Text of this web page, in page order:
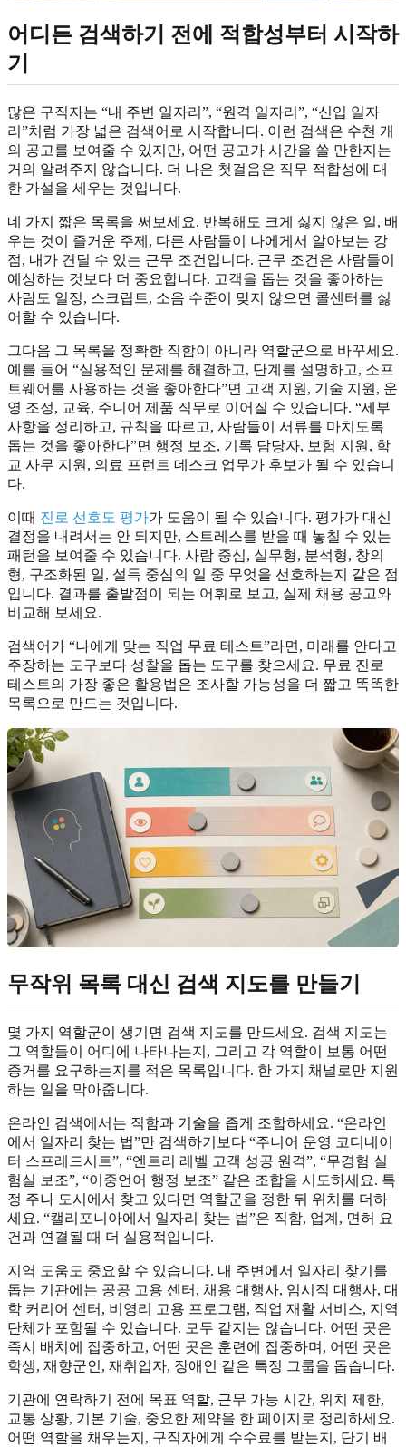
어디든 검색하기 전에 적합성부터 시작하
기
많은 구직자는 “내 주변 일자리”, “원격 일자리”, “신입 일자
리”처럼 가장 넓은 검색어로 시작합니다. 이런 검색은 수천 개
의 공고를 보여줄 수 있지만, 어떤 공고가 시간을 쓸 만한지는
거의 알려주지 않습니다. 더 나은 첫걸음은 직무 적합성에 대
한 가설을 세우는 것입니다.
네 가지 짧은 목록을 써보세요. 반복해도 크게 싫지 않은 일, 배
우는 것이 즐거운 주제, 다른 사람들이 나에게서 알아보는 강
점, 내가 견딜 수 있는 근무 조건입니다. 근무 조건은 사람들이
예상하는 것보다 더 중요합니다. 고객을 돕는 것을 좋아하는
사람도 일정, 스크립트, 소음 수준이 맞지 않으면 콜센터를 싫
어할 수 있습니다.
그다음 그 목록을 정확한 직함이 아니라 역할군으로 바꾸세요.
예를 들어 “실용적인 문제를 해결하고, 단계를 설명하고, 소프
트웨어를 사용하는 것을 좋아한다”면 고객 지원, 기술 지원, 운
영 조정, 교육, 주니어 제품 직무로 이어질 수 있습니다. “세부
사항을 정리하고, 규칙을 따르고, 사람들이 서류를 마치도록
돕는 것을 좋아한다”면 행정 보조, 기록 담당자, 보험 지원, 학
교 사무 지원, 의료 프런트 데스크 업무가 후보가 될 수 있습니
다.
이때 진로 선호도 평가가 도움이 될 수 있습니다. 평가가 대신
결정을 내려서는 안 되지만, 스트레스를 받을 때 놓칠 수 있는
패턴을 보여줄 수 있습니다. 사람 중심, 실무형, 분석형, 창의
형, 구조화된 일, 설득 중심의 일 중 무엇을 선호하는지 같은 점
입니다. 결과를 출발점이 되는 어휘로 보고, 실제 채용 공고와
비교해 보세요.
검색어가 “나에게 맞는 직업 무료 테스트”라면, 미래를 안다고
주장하는 도구보다 성찰을 돕는 도구를 찾으세요. 무료 진로
테스트의 가장 좋은 활용법은 조사할 가능성을 더 짧고 똑똑한
목록으로 만드는 것입니다.
무작위 목록 대신 검색 지도를 만들기
몇 가지 역할군이 생기면 검색 지도를 만드세요. 검색 지도는
그 역할들이 어디에 나타나는지, 그리고 각 역할이 보통 어떤
증거를 요구하는지를 적은 목록입니다. 한 가지 채널로만 지원
하는 일을 막아줍니다.
온라인 검색에서는 직함과 기술을 좁게 조합하세요. “온라인
에서 일자리 찾는 법”만 검색하기보다 “주니어 운영 코디네이
터 스프레드시트”, “엔트리 레벨 고객 성공 원격”, “무경험 실
험실 보조”, “이중언어 행정 보조” 같은 조합을 시도하세요. 특
정 주나 도시에서 찾고 있다면 역할군을 정한 뒤 위치를 더하
세요. “캘리포니아에서 일자리 찾는 법”은 직함, 업계, 면허 요
건과 연결될 때 더 실용적입니다.
지역 도움도 중요할 수 있습니다. 내 주변에서 일자리 찾기를
돕는 기관에는 공공 고용 센터, 채용 대행사, 임시직 대행사, 대
학 커리어 센터, 비영리 고용 프로그램, 직업 재활 서비스, 지역
단체가 포함될 수 있습니다. 모두 같지는 않습니다. 어떤 곳은
즉시 배치에 집중하고, 어떤 곳은 훈련에 집중하며, 어떤 곳은
학생, 재향군인, 재취업자, 장애인 같은 특정 그룹을 돕습니다.
기관에 연락하기 전에 목표 역할, 근무 가능 시간, 위치 제한,
교통 상황, 기본 기술, 중요한 제약을 한 페이지로 정리하세요.
어떤 역할을 채우는지, 구직자에게 수수료를 받는지, 단기 배